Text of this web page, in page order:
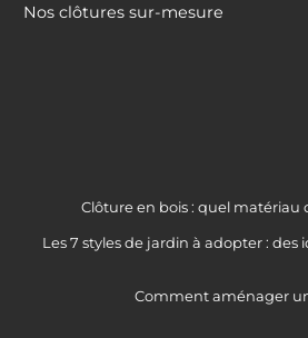
Nos clôtures sur-mesure
Clôture en bois : quel matériau
Les 7 styles de jardin à adopter :
Comment aménager